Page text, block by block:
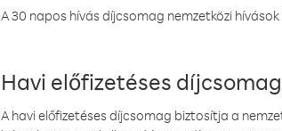
A 30 napos hívás díjcsomag nemzetközi
Havi előfizetéses
A havi előfizetéses díjcsomag biztosítja a